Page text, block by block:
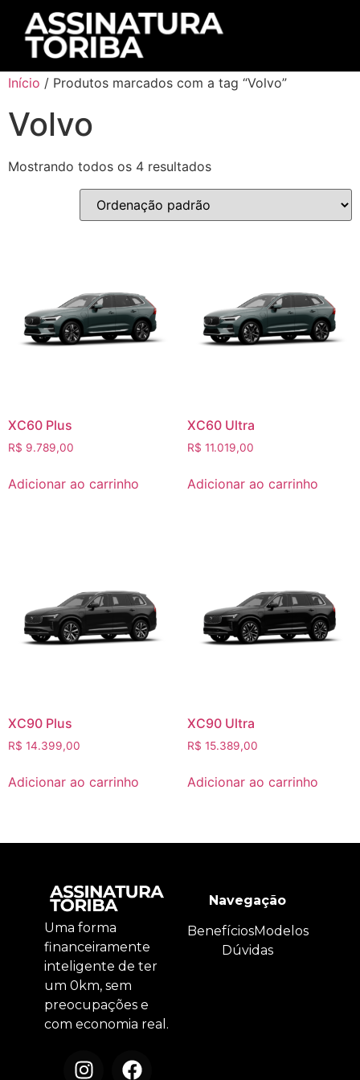
Início / Produtos marcados com a tag “Volvo”
Volvo
Mostrando todos os 4 resultados
XC60 Plus
R$ 9.789,00
Adicionar ao carrinho
XC60 Ultra
R$ 11.019,00
Adicionar ao carrinho
XC90 Plus
R$ 14.399,00
Adicionar ao carrinho
XC90 Ultra
R$ 15.389,00
Adicionar ao carrinho
Uma forma
financeiramente
inteligente de ter
um 0km, sem
preocupações e
com economia real.
Navegação
BenefíciosModelos
Dúvidas